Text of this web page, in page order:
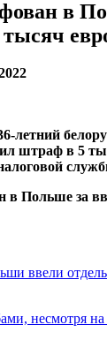
в
летний
штраф в 5
ввели
несмотря